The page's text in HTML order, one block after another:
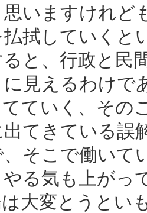
思いますけれど
払拭していくと
と、行政と民
見えるわけで
ていく、その
てきている誤
そこで働いて
る気も上がっ
大変とうとい